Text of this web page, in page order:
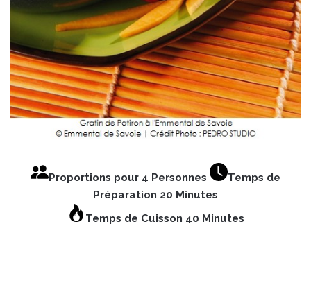
Proportions pour 4 Personnes
Temps de
Préparation 20 Minutes
Temps de Cuisson 40 Minutes